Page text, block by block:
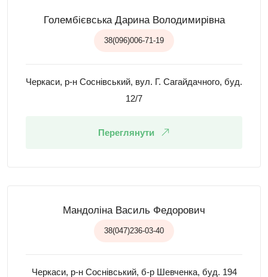
Голембієвська Дарина Володимирівна
38(096)006-71-19
Черкаси, р-н Соснівський, вул. Г. Сагайдачного, буд.
12/7
Переглянути
Мандоліна Василь Федорович
38(047)236-03-40
Черкаси, р-н Соснівський, б-р Шевченка, буд. 194